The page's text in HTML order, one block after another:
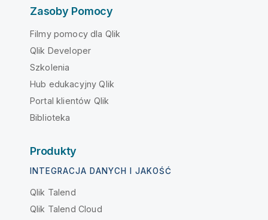
Zasoby Pomocy
Filmy pomocy dla Qlik
Qlik Developer
Szkolenia
Hub edukacyjny Qlik
Portal klientów Qlik
Biblioteka
Produkty
INTEGRACJA DANYCH I JAKOŚĆ
Qlik Talend
Qlik Talend Cloud